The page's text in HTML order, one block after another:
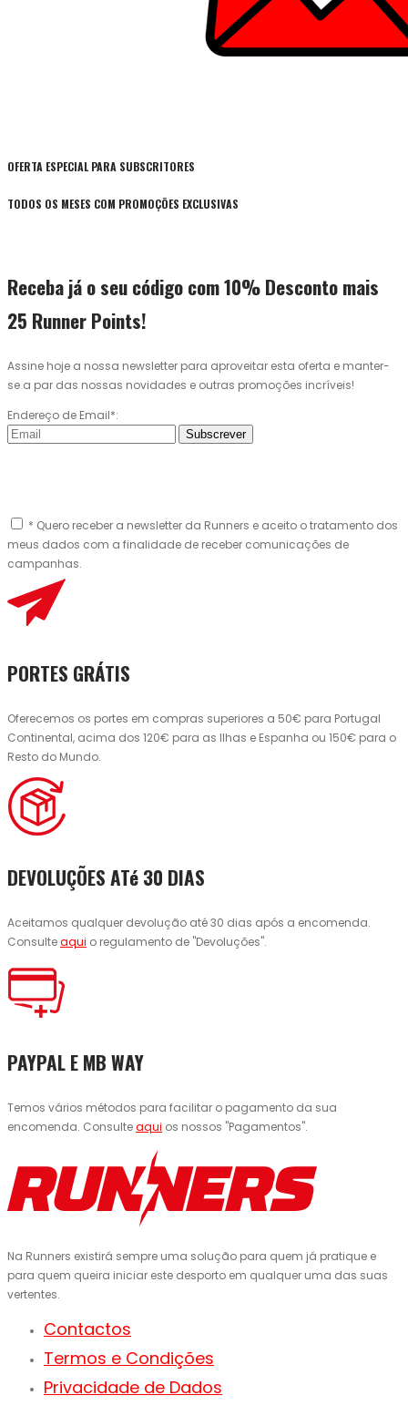
OFERTA ESPECIAL PARA SUBSCRITORES
TODOS OS MESES COM PROMOÇÕES EXCLUSIVAS
Receba já o seu código com 10% Desconto mais
25 Runner Points!
Assine hoje a nossa newsletter para aproveitar esta oferta e manter-
se a par das nossas novidades e outras promoções incríveis!
Endereço de Email*:
Subscrever
* Quero receber a newsletter da Runners e aceito o tratamento dos
meus dados com a finalidade de receber comunicações de
campanhas.
PORTES GRÁTIS
Oferecemos os portes em compras superiores a 50€ para Portugal
Continental, acima dos 120€ para as Ilhas e Espanha ou 150€ para o
Resto do Mundo.
DEVOLUÇÕES ATé 30 DIAS
Aceitamos qualquer devolução até 30 dias após a encomenda.
Consulteaqui o regulamento de "Devoluções".
PAYPAL E MB WAY
Temos vários métodos para facilitar o pagamento da sua
encomenda. Consulteaqui os nossos "Pagamentos".
Na Runners existirá sempre uma solução para quem já pratique e
para quem queira iniciar este desporto em qualquer uma das suas
vertentes.
Contactos
Termos e Condições
Privacidade de Dados